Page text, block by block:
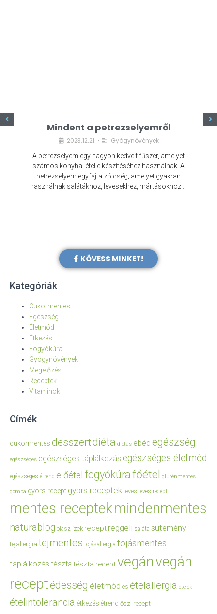
Mindent a petrezselyemről
2023.12.21. • Gyógynövények
A petrezselyem egy nagyon kedvelt fűszer, amelyet
számos konyhai étel elkészítéséhez használnak. A
petrezselyem egyfajta zöldség, amelyet gyakran
használnak salátákhoz, levesekhez, mártásokhoz …
KÖVESS MINKET!
Kategóriák
Cukormentes
Egészség
Életmód
Étkezés
Fogyókúra
Gyógynövények
Megelőzés
Receptek
Vitaminok
Címék
cukormentes desszertdiéta diétás ebéd egészség
egészséges egészséges táplálkozás egészséges életmód
egészséges étrend előétel fogyókúrafőétel gluténmentes
gomba gyors recept gyors receptek leves leves recept
mentes receptekmindenmentes
naturablog olasz ízek recept reggeli saláta sütemény
tejallergia tejmentes tojásallergia tojásmentes
táplálkozás tészta tészta receptvegánvegán
receptédesség életmód és ételallergia ételek
ételintolerancia étkezés étrend őszi recept